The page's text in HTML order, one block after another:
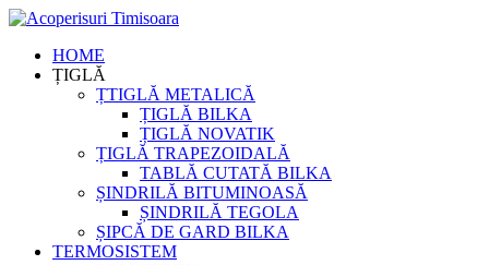
HOME
ȚIGLĂ
ȚTIGLĂ METALICĂ
ȚIGLĂ BILKA
ȚIGLĂ NOVATIK
ȚIGLĂ TRAPEZOIDALĂ
TABLĂ CUTATĂ BILKA
ȘINDRILĂ BITUMINOASĂ
ȘINDRILĂ TEGOLA
ȘIPCĂ DE GARD BILKA
TERMOSISTEM